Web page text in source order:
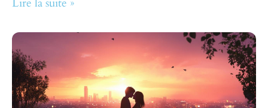
Lire la suite »